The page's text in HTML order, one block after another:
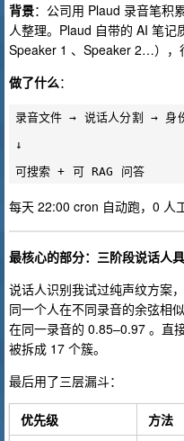
背景：公司用 Plaud 录音笔积
人整理。Plaud 自带的 AI 笔
Speaker 1 、Speaker 2…），
做了什么：
录音文件 → 说话人分割 →
↓
每天 22:00 cron 自动跑，0 人
最核心的部分：三阶段说话人
说话人识别我试过纯声纹方
同一个人在不同录音的余弦相
在同一录音的 0.85–0.97 。直
被拆成 17 个簇。
最后用了三层漏斗：
优先级 方法